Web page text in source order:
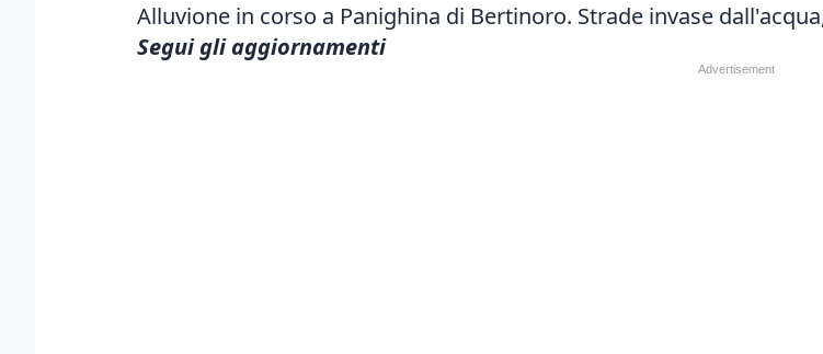
Alluvione in corso a Panighina di Bertinoro. Strade invase
Segui gli aggiornamenti